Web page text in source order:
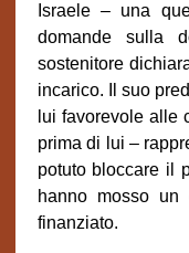
Israele – una
domande sulla
sostenitore
incarico. Il suo
lui favorevole alle
prima di lui –
potuto bloccare il
hanno mosso
finanziato.